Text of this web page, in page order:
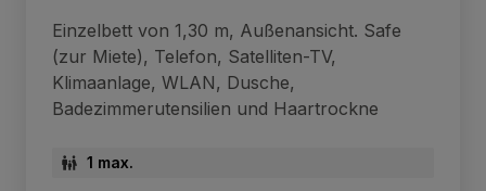
Einzelbett von 1,30 m, Außenansicht. Safe
(zur Miete), Telefon, Satelliten-TV,
Klimaanlage, WLAN, Dusche,
Badezimmerutensilien und Haartrockne
1 max.